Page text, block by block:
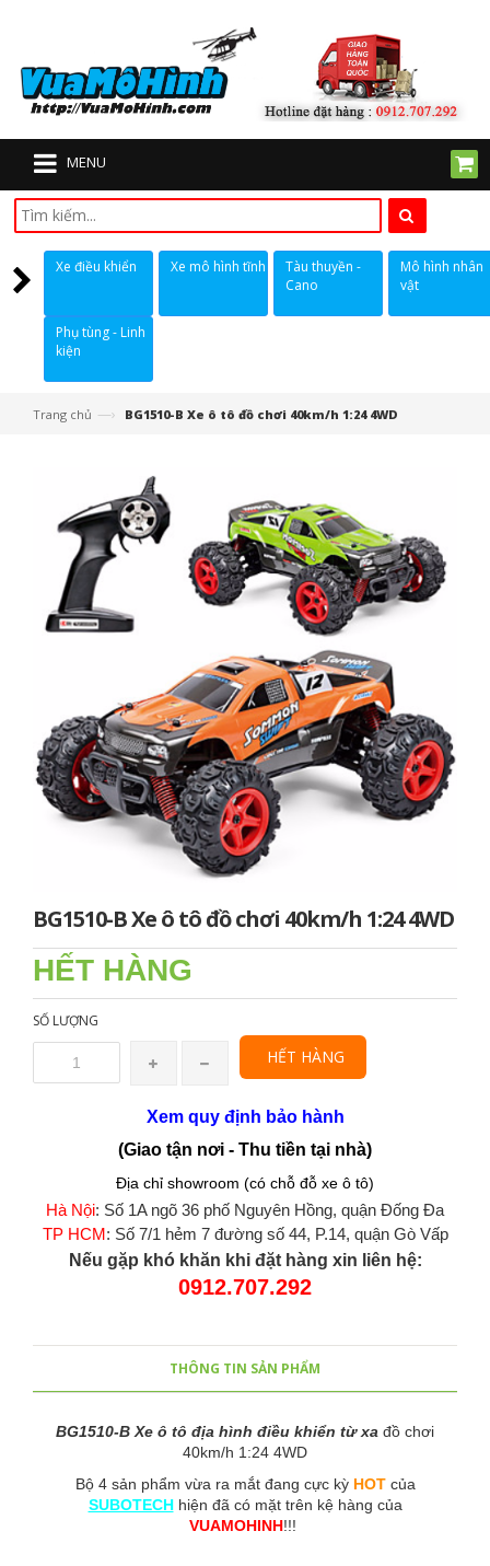
MENU
Xe điều khiển Xe mô hình tĩnh
Tàu thuyền -
Cano
Mô hình nhân
vật
Phụ tùng - Linh
kiện
Trang chủ —› BG1510-B Xe ô tô đồ chơi 40km/h 1:24 4WD
BG1510-B Xe ô tô đồ chơi 40km/h 1:24 4WD
HẾT HÀNG
SỐ LƯỢNG
HẾT HÀNG
Xem quy định bảo hành
(Giao tận nơi - Thu tiền tại nhà)
Địa chỉ showroom (có chỗ đỗ xe ô tô)
Hà Nội: Số 1A ngõ 36 phố Nguyên Hồng, quận Đống Đa
TP HCM : Số 7/1 hẻm 7 đường số 44, P.14, quận Gò Vấp
Nếu gặp khó khăn khi đặt hàng xin liên hệ:
0912.707.292
THÔNG TIN SẢN PHẨM
BG1510-B Xe ô tô địa hình điều khiển từ xa đồ chơi
40km/h 1:24 4WD
Bộ 4 sản phẩm vừa ra mắt đang cực kỳ HOTcủa
SUBOTECHhiện đã có mặt trên kệ hàng của
VUAMOHINH!!!